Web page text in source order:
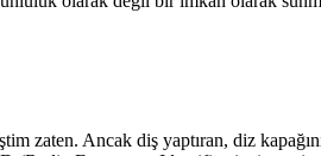
zaten. Ancak diş yaptıran, diz